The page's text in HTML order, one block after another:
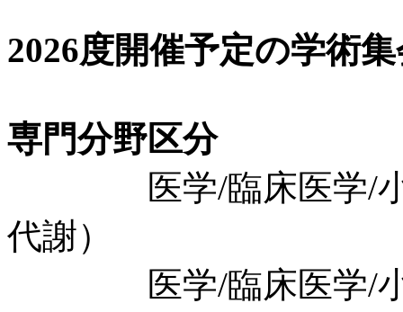
2026度開催予定の学術
専門分野区分
医学/臨床医学/小児
代謝）
医学/臨床医学/小児